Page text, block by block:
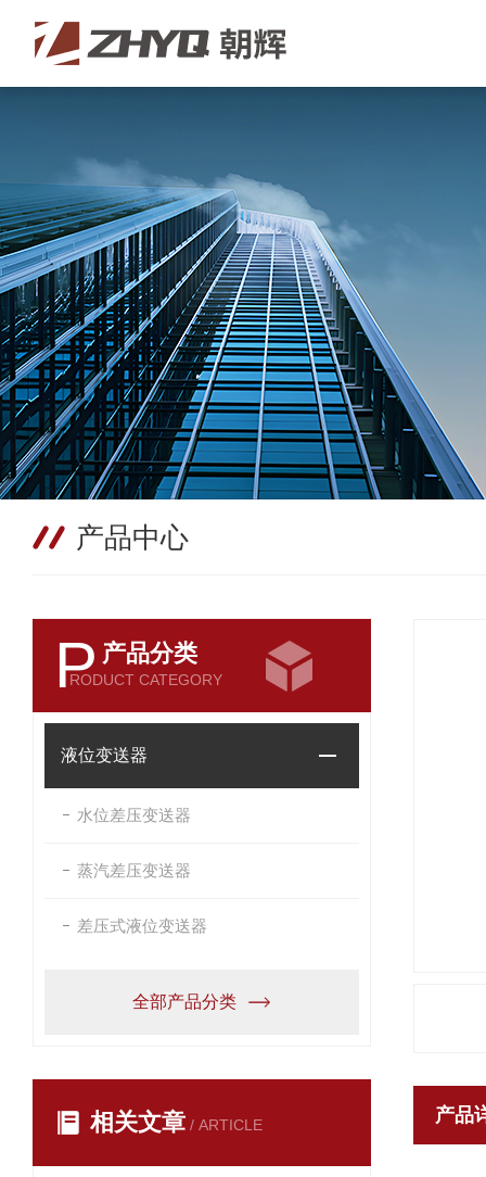
产品中心
P 产品分类
RODUCT CATEGORY
液位变送器
水位差压变送器
蒸汽差压变送器
差压式液位变送器
全部产品分类
相关文章 / ARTICLE 产品